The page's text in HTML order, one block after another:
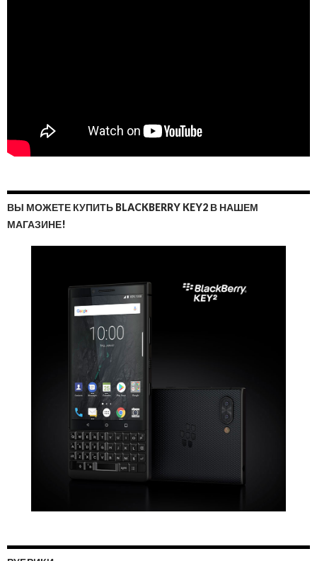
ВЫ МОЖЕТЕ КУПИТЬ BLACKBERRY KEY2 В НАШЕМ
МАГАЗИНЕ!